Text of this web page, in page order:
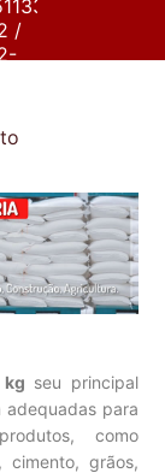
/
kg seu principal
adequadas para
como
cimento, grãos,